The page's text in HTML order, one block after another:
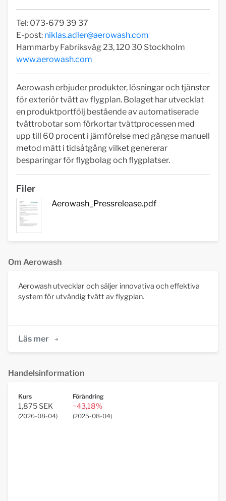
Tel: 073-679 39 37
E-post: niklas.adler@aerowash.com
Hammarby Fabriksväg 23, 120 30 Stockholm
www.aerowash.com
Aerowash erbjuder produkter, lösningar och tjänster
för exteriör tvätt av flygplan. Bolaget har utvecklat
en produktportfölj bestående av automatiserade
tvättrobotar som förkortar tvättprocessen med
upp till 60 procent i jämförelse med gängse manuell
metod mätt i tidsåtgång vilket genererar
besparingar för flygbolag och flygplatser.
Filer
Aerowash_Pressrelease.pdf
Om Aerowash
Aerowash utvecklar och säljer innovativa och effektiva
system för utvändig tvätt av flygplan.
Läs mer
Handelsinformation
Kurs
1,875 SEK
(2026-08-04)
Förändring
−43,18%
(2025-08-04)